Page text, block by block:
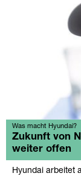
Was macht Hyundai?
Zukunft von
weiter offen
Hyundai arbeitet